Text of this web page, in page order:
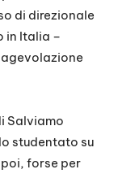
di direzionale
in Italia –
Salviamo
studentato su
forse per